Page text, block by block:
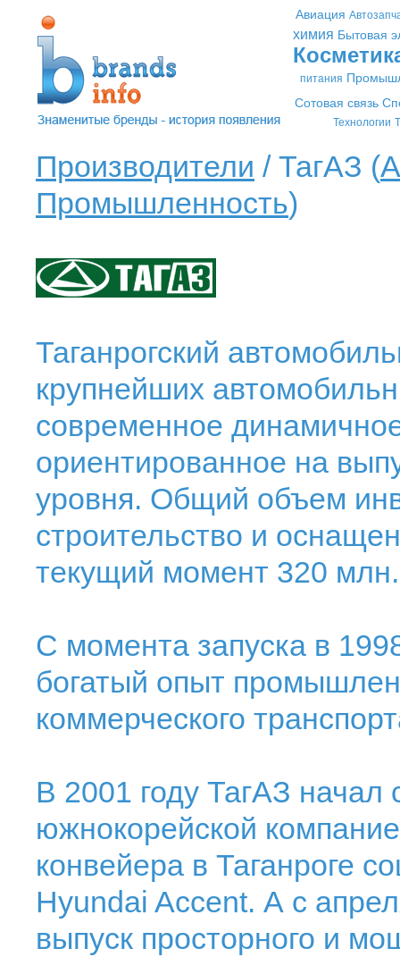
Авиация
химия Бытовая
питания
Сотовая связь
Технологии
Производители / ТагАЗ (
Промышленность)
Таганрогский
крупнейших
современное
ориентированное на
уровня. Общий объем
строительство и
текущий момент 320
С момента запуска в
богатый опыт
коммерческого
В 2001 году ТагАЗ начал
южнокорейской
конвейера в Таганроге
Hyundai Accent. А с
выпуск просторного и